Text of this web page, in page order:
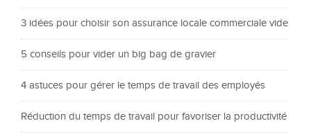
3 idées pour choisir son assurance locale commerciale vide
5 conseils pour vider un big bag de gravier
4 astuces pour gérer le temps de travail des employés
Réduction du temps de travail pour favoriser la productivité